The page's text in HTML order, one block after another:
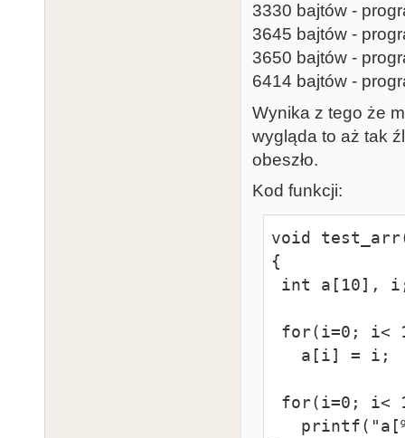
3330 bajtów -
3645 bajtów -
3650 bajtów -
6414 bajtów -
Wynika z tego że
wygląda to aż tak
obeszło.
Kod funkcji:
void
{